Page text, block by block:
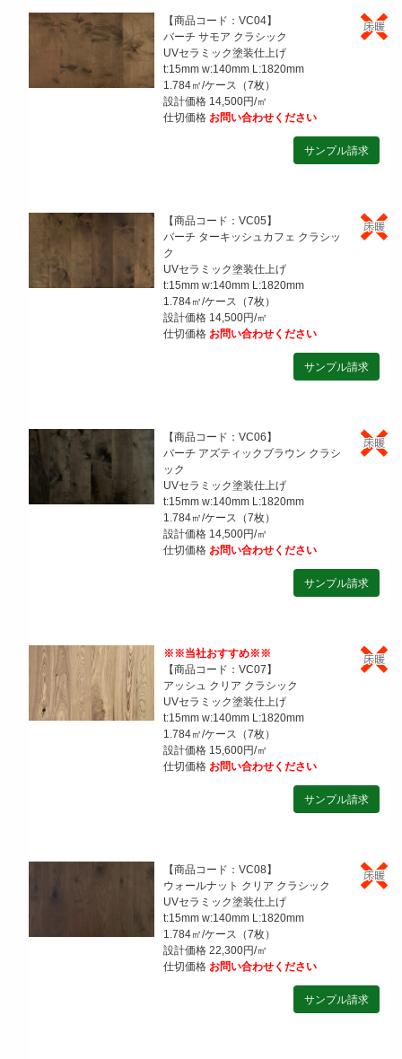
【商品コード：VC04】
バーチ サモア クラシック
UVセラミック塗装仕上げ
t:15mm w:140mm L:1820mm
1.784㎡/ケース（7枚）
設計価格 14,500円/㎡
仕切価格 お問い合わせください
【商品コード：VC05】
バーチ ターキッシュカフェ クラシッ
ク
UVセラミック塗装仕上げ
t:15mm w:140mm L:1820mm
1.784㎡/ケース（7枚）
設計価格 14,500円/㎡
仕切価格 お問い合わせください
【商品コード：VC06】
バーチ アズティックブラウン クラシ
ック
UVセラミック塗装仕上げ
t:15mm w:140mm L:1820mm
1.784㎡/ケース（7枚）
設計価格 14,500円/㎡
仕切価格 お問い合わせください
※※当社おすすめ※※
【商品コード：VC07】
アッシュ クリア クラシック
UVセラミック塗装仕上げ
t:15mm w:140mm L:1820mm
1.784㎡/ケース（7枚）
設計価格 15,600円/㎡
仕切価格 お問い合わせください
【商品コード：VC08】
ウォールナット クリア クラシック
UVセラミック塗装仕上げ
t:15mm w:140mm L:1820mm
1.784㎡/ケース（7枚）
設計価格 22,300円/㎡
仕切価格 お問い合わせください